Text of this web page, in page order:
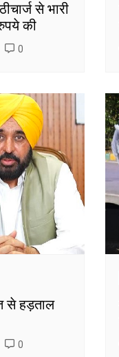
से भारी
की
0
से हड़ताल
0